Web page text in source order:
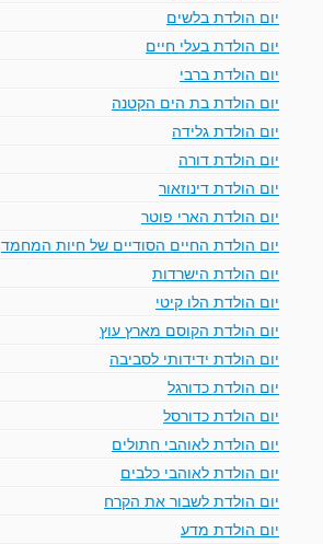
יום הולדת בלשים
יום הולדת בעלי חיים
יום הולדת ברבי
יום הולדת בת הים הקטנה
יום הולדת גלידה
יום הולדת דורה
יום הולדת דינוזאור
יום הולדת הארי פוטר
יום הולדת החיים הסודיים של חיות המחמד
יום הולדת הישרדות
יום הולדת הלו קיטי
יום הולדת הקוסם מארץ עוץ
יום הולדת ידידותי לסביבה
יום הולדת כדורגל
יום הולדת כדורסל
יום הולדת לאוהבי חתולים
יום הולדת לאוהבי כלבים
יום הולדת לשבור את הקרח
יום הולדת מדע